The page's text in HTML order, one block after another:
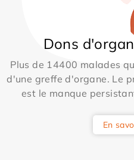
Dons
Plus de 14400 malades
d'une greffe d'organe. Le
est le manque
En